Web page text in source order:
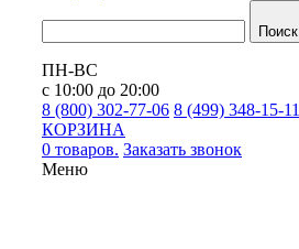
Поиск
ПН-ВС
с 10:00 до 20:00
8 (800) 302-77-06 8 (499) 348-15-11
КОРЗИНА
0 товаров. Заказать звонок
Меню